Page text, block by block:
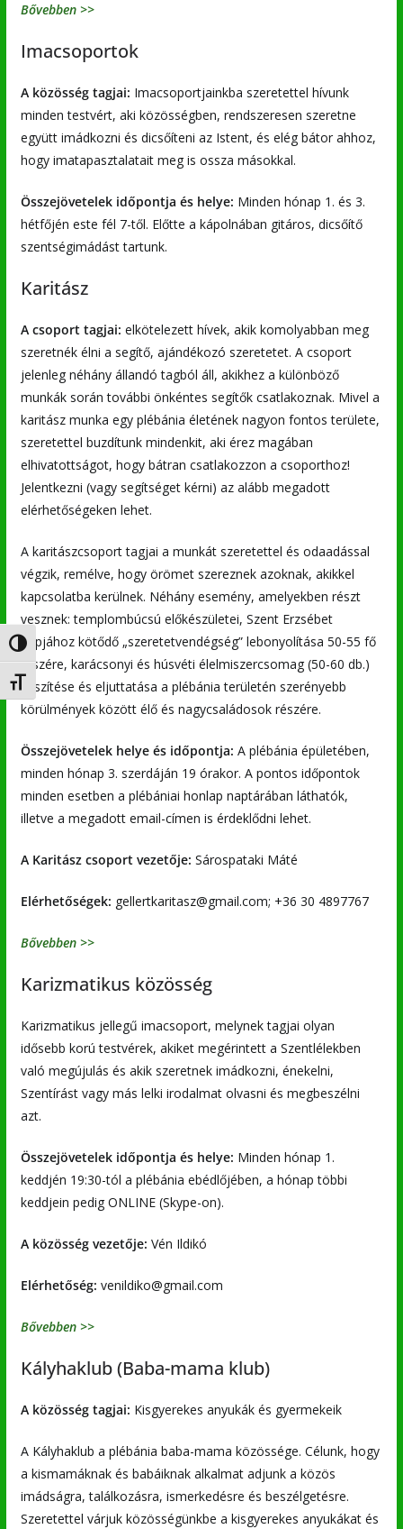
Nagy kontraszt váltása
Betűméret váltása
Bővebben >>
Imacsoportok
A közösség tagjai: Imacsoportjainkba szeretettel hívunk
minden testvért, aki közösségben, rendszeresen szeretne
együtt imádkozni és dicsőíteni az Istent, és elég bátor ahhoz,
hogy imatapasztalatait meg is ossza másokkal.
Összejövetelek időpontja és helye: Minden hónap 1. és 3.
hétfőjén este fél 7-től. Előtte a kápolnában gitáros, dicsőítő
szentségimádást tartunk.
Karitász
A csoport tagjai: elkötelezett hívek, akik komolyabban meg
szeretnék élni a segítő, ajándékozó szeretetet. A csoport
jelenleg néhány állandó tagból áll, akikhez a különböző
munkák során további önkéntes segítők csatlakoznak. Mivel a
karitász munka egy plébánia életének nagyon fontos területe,
szeretettel buzdítunk mindenkit, aki érez magában
elhivatottságot, hogy bátran csatlakozzon a csoporthoz!
Jelentkezni (vagy segítséget kérni) az alább megadott
elérhetőségeken lehet.
A karitászcsoport tagjai a munkát szeretettel és odaadással
végzik, remélve, hogy örömet szereznek azoknak, akikkel
kapcsolatba kerülnek. Néhány esemény, amelyekben részt
vesznek: templombúcsú előkészületei, Szent Erzsébet
napjához kötődő „szeretetvendégség” lebonyolítása 50-55 fő
részére, karácsonyi és húsvéti élelmiszercsomag (50-60 db.)
készítése és eljuttatása a plébánia területén szerényebb
körülmények között élő és nagycsaládosok részére.
Összejövetelek helye és időpontja: A plébánia épületében,
minden hónap 3. szerdáján 19 órakor. A pontos időpontok
minden esetben a plébániai honlap naptárában láthatók,
illetve a megadott email-címen is érdeklődni lehet.
A Karitász csoport vezetője: Sárospataki Máté
Elérhetőségek: gellertkaritasz@gmail.com; +36 30 4897767
Bővebben >>
Karizmatikus közösség
Karizmatikus jellegű imacsoport, melynek tagjai olyan
idősebb korú testvérek, akiket megérintett a Szentlélekben
való megújulás és akik szeretnek imádkozni, énekelni,
Szentírást vagy más lelki irodalmat olvasni és megbeszélni
azt.
Összejövetelek időpontja és helye: Minden hónap 1.
keddjén 19:30-tól a plébánia ebédlőjében, a hónap többi
keddjein pedig ONLINE (Skype-on).
A közösség vezetője: Vén Ildikó
Elérhetőség: venildiko@gmail.com
Bővebben >>
Kályhaklub (Baba-mama klub)
A közösség tagjai: Kisgyerekes anyukák és gyermekeik
A Kályhaklub a plébánia baba-mama közössége. Célunk, hogy
a kismamáknak és babáiknak alkalmat adjunk a közös
imádságra, találkozásra, ismerkedésre és beszélgetésre.
Szeretettel várjuk közösségünkbe a kisgyerekes anyukákat és